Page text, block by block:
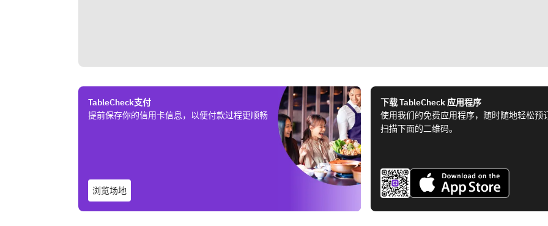
TableCheck支付
提前保存你的信用卡信息，以便付款过程更顺畅
浏览场地
下载 TableCheck 应用程序
使用我们的免费应用程序，随时随地轻松预
扫描下面的二维码。